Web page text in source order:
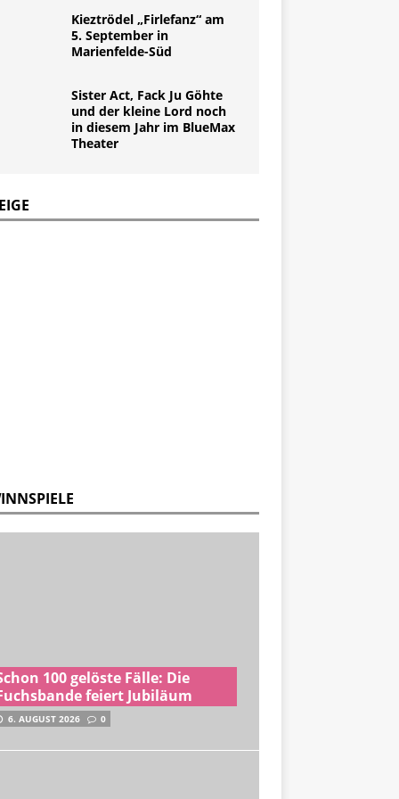
Kieztrödel „Firlefanz“ am
5. September in
Marienfelde-Süd
Sister Act, Fack Ju Göhte
und der kleine Lord noch
in diesem Jahr im BlueMax
Theater
100 gelöste Fälle: Die
feiert Jubiläum
6. AUGUST 2026 0